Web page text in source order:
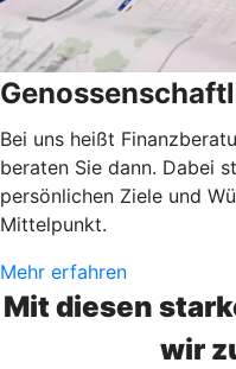
Bei uns heißt
beraten Sie dann. Dabei
persönlichen Ziele und
Mittelpunkt.
Mehr erfahren
Mit diesen
wir